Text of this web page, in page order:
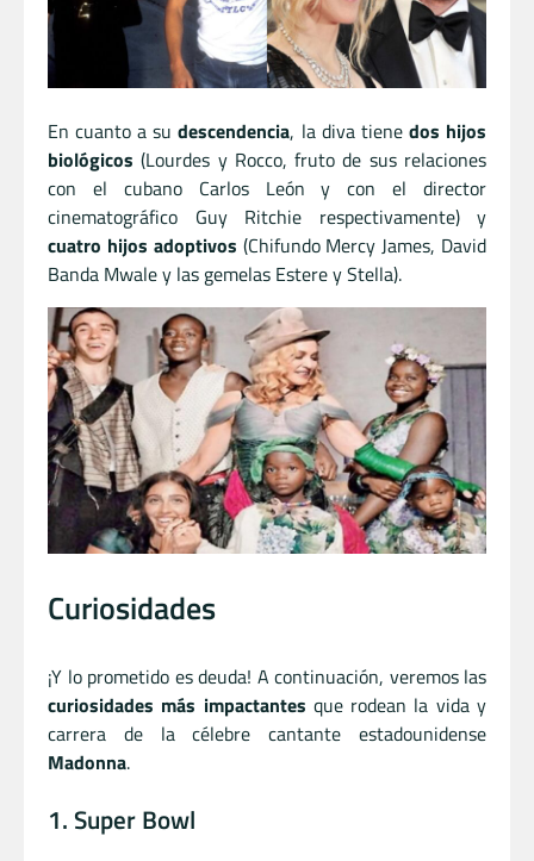
En cuanto a sudescendencia, la diva tiene dos hijos
biológicos (Lourdes y Rocco, fruto de sus relaciones
con el cubano Carlos León y con el director
cinematográfico Guy Ritchie respectivamente) y
cuatro hijos adoptivos (Chifundo Mercy James, David
Banda Mwale y las gemelas Estere y Stella).
Curiosidades
¡Y lo prometido es deuda! A continuación, veremos las
curiosidades más impactantes que rodean la vida y
carrera de la célebre cantante estadounidense
Madonna.
1. Super Bowl